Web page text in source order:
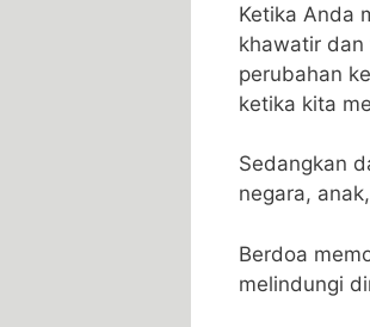
Ketika Anda
khawatir
perubahan
ketika kita
Sedangkan
negara,
Berdoa
melindungi